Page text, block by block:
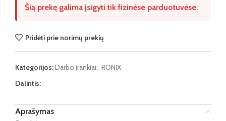
Šią prekę galima įsigyti tik fizinėse parduotuvėse.
Pridėti prie norimų prekių
Kategorijos:Darbo įrankiai, RONIX
Dalintis:
Aprašymas